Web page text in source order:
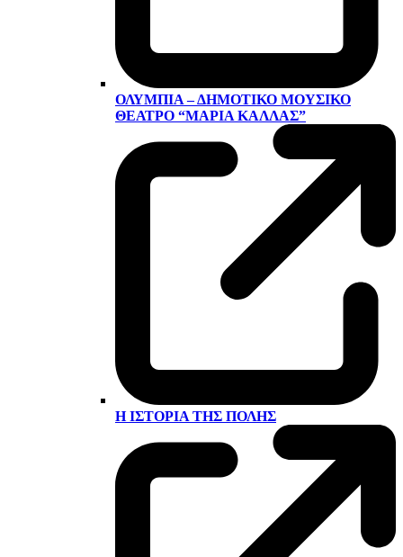
ΟΛΎΜΠΙΑ – ΔΗΜΟΤΙΚΌ ΜΟΥΣΙΚΌ
ΘΈΑΤΡΟ “ΜΑΡΊΑ ΚΆΛΛΑΣ”
Η ΙΣΤΟΡΊΑ ΤΗΣ ΠΌΛΗΣ